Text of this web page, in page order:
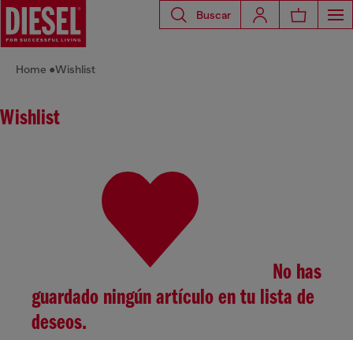
Buscar
Home Wishlist
Wishlist
No has
guardado ningún artículo en tu lista de
deseos.